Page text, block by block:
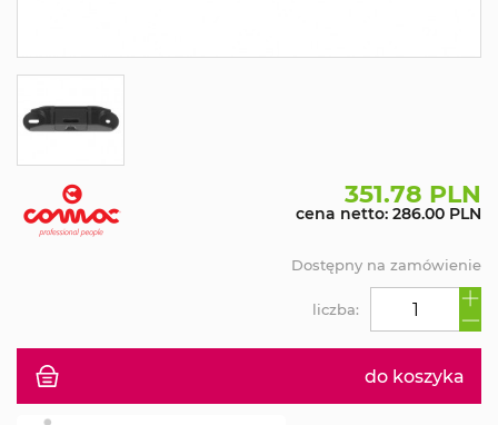
351.78 PLN
cena netto: 286.00 PLN
do koszyka
liczba:
Dostępny na zamówienie